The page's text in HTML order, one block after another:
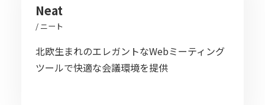
Neat
/ ニート
北欧生まれのエレガントなWebミーティング
ツールで快適な会議環境を提供